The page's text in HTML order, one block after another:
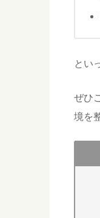
とい
ぜひ
境を